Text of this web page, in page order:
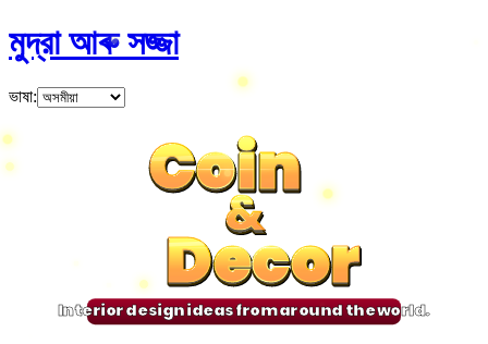
মুদ্রা আৰু সজ্জা
ভাষা:
Coin
&
Decor
Coin
&
Decor
Coin
&
Decor
Coin
&
Decor
Interior design ideas from around the world.